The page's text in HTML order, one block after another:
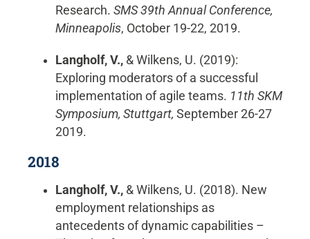
Research. SMS 39th Annual Conference,
Minneapolis, October 19-22, 2019.
Langholf, V., & Wilkens, U. (2019):
Exploring moderators of a successful
implementation of agile teams. 11th SKM
Symposium, Stuttgart, September 26-27
2019.
2018
Langholf, V., & Wilkens, U. (2018). New
employment relationships as
antecedents of dynamic capabilities –